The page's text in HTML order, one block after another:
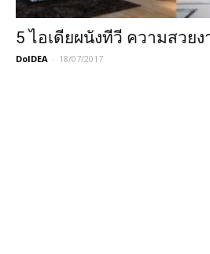
5 ไอเดียผนังทีวี ความสวย
DoIDEA - 18/07/2017